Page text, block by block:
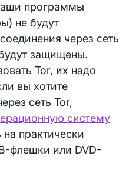
программы
не будут
через сеть
защищены.
Tor, их надо
вы хотите
сеть Tor,
систему
практически
флешки или DVD-